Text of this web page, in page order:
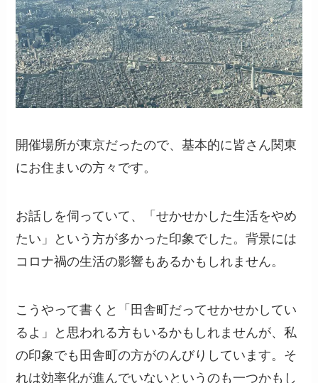
開催場所が東京だったので、基本的に皆さん関東
にお住まいの方々です。
お話しを伺っていて、「せかせかした生活をやめ
たい」という方が多かった印象でした。背景には
コロナ禍の生活の影響もあるかもしれません。
こうやって書くと「田舎町だってせかせかしてい
るよ」と思われる方もいるかもしれませんが、私
の印象でも田舎町の方がのんびりしています。そ
れは効率化が進んでいないというのも一つかもし